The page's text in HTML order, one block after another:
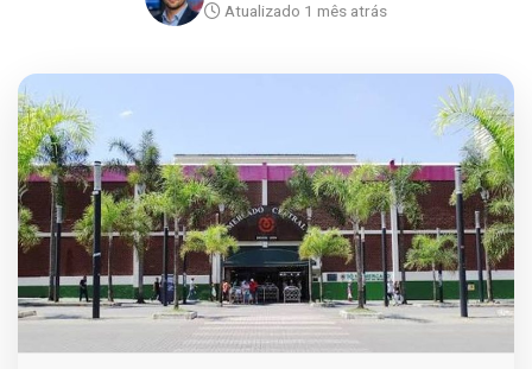
Atualizado 1 mês atrás